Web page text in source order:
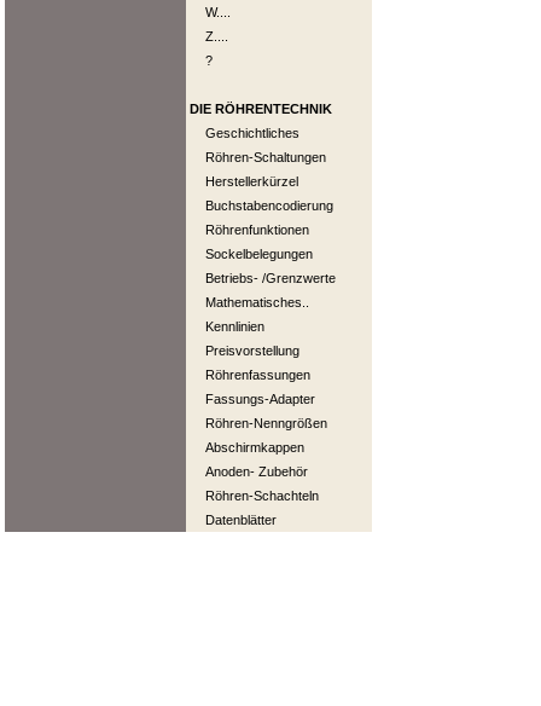
W....
Z....
?
DIE RÖHRENTECHNIK
Geschichtliches
Röhren-Schaltungen
Herstellerkürzel
Buchstabencodierung
Röhrenfunktionen
Sockelbelegungen
Betriebs- /Grenzwerte
Mathematisches..
Kennlinien
Preisvorstellung
Röhrenfassungen
Fassungs-Adapter
Röhren-Nenngrößen
Abschirmkappen
Anoden- Zubehör
Röhren-Schachteln
Datenblätter